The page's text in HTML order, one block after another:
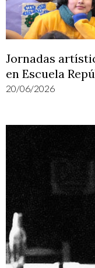
Jornadas
en Escuela
20/06/2026